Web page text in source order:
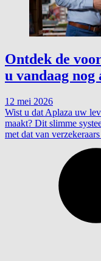
Ontdek de
u vandaag nog
12 mei 2026
Wist u dat Aplaza uw
maakt? Dit slimme
met dat van